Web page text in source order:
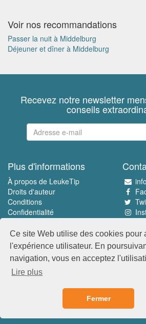
Ce site Web utilise des cookies pour
l'expérience utilisateur. En
navigation, vous en acceptez
Lire plus
Fermer
Voir nos recommandations
Passer la nuit à Middelburg
Déjeuner et dîner à Middelburg
Recevez notre newsletter
conseils
Plus d'informations
À propos de LeukeTip
Droits d'auteur
Conditions
Confidentialité
Découvrez le meilleur
www.leuketip.nl
www.leuketip.com
www.leuketip.de